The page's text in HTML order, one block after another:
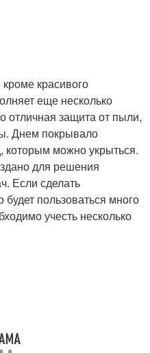
красивого
еще несколько
отличная защита от пыли,
Днем покрывало
которым можно укрыться.
для решения
Если сделать
пользоваться много
учесть несколько